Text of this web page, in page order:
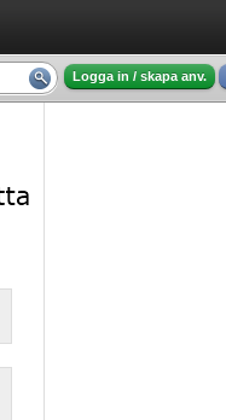
Logga in / skapa anv.